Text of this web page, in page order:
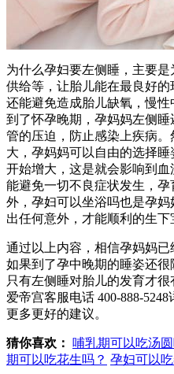
为什么孕妇要左侧睡，主要
供给等，让胎儿能在最良好
还能避免造成胎儿缺氧，慢性
到了怀孕晚期，孕妈妈左侧
管的压迫，防止感染上疾病
大，孕妈妈可以自由的选择
开始增大，这是就会影响到
能避免一切不良症状发生，
外，孕妇可以坐浴吗也是孕
出任何意外，才能顺利的生下
通过以上内容，相信孕妈妈已
如果到了孕中晚期的睡姿还很
只有左侧睡对胎儿的发育才
爱帝宫客服电话 400-888-
更多更好的建议。
猜你喜欢： 哺乳期可以吃汤圆
期可以吃花生吗？ 孕妇可以